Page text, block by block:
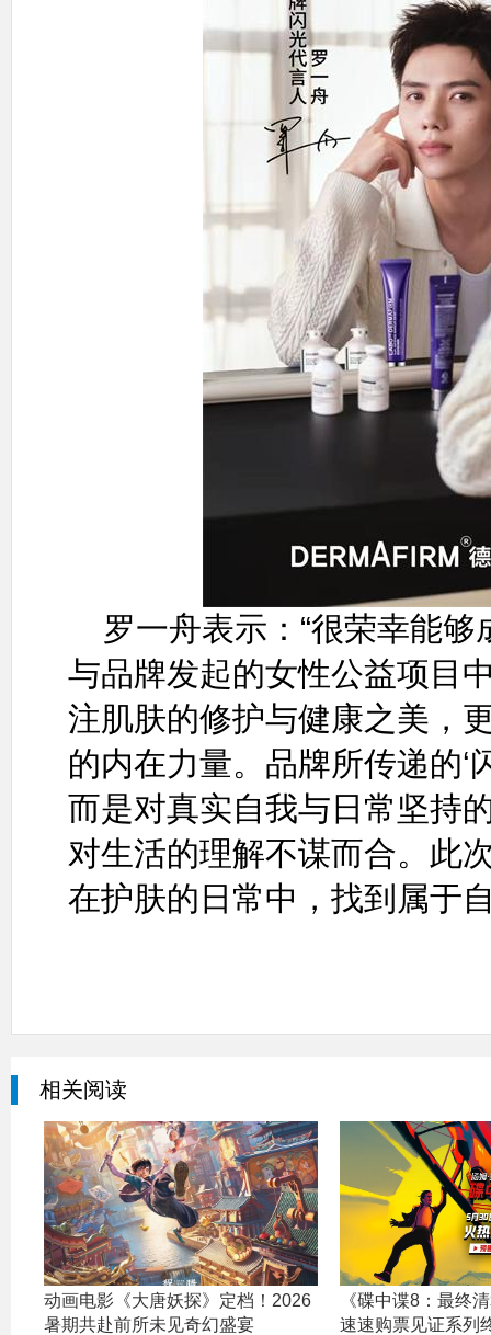
罗一舟表示：“很荣幸能
与品牌发起的女性公益项目
注肌肤的修护与健康之美，
的内在力量。品牌所传递的‘
而是对真实自我与日常坚
对生活的理解不谋而合。此
在护肤的日常中，找到属于
相关阅读
动画电影《大唐妖探》定档！2026
暑期共赴前所未见奇幻盛宴
《碟中谍8：最终
速速购票见证系列